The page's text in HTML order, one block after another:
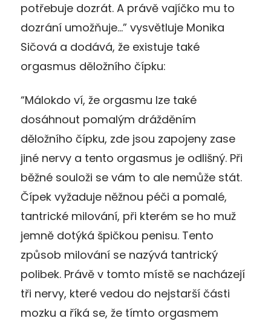
potřebuje dozrát. A právě vajíčko mu to
dozrání umožňuje…” vysvětluje Monika
Sičová a dodává, že existuje také
orgasmus děložního čípku:
“Málokdo ví, že orgasmu lze také
dosáhnout pomalým drážděním
děložního čípku, zde jsou zapojeny zase
jiné nervy a tento orgasmus je odlišný. Při
běžné souloži se vám to ale nemůže stát.
Čípek vyžaduje něžnou péči a pomalé,
tantrické milování, při kterém se ho muž
jemně dotýká špičkou penisu. Tento
způsob milování se nazývá tantrický
polibek. Právě v tomto místě se nacházejí
tři nervy, které vedou do nejstarší části
mozku a říká se, že tímto orgasmem